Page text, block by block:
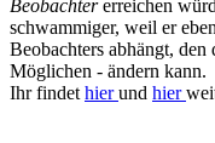
Beobachtererreichen
schwammiger, weil er
Beobachters abhängt,
Möglichen - ändern kann.
Ihr findet hierund hier